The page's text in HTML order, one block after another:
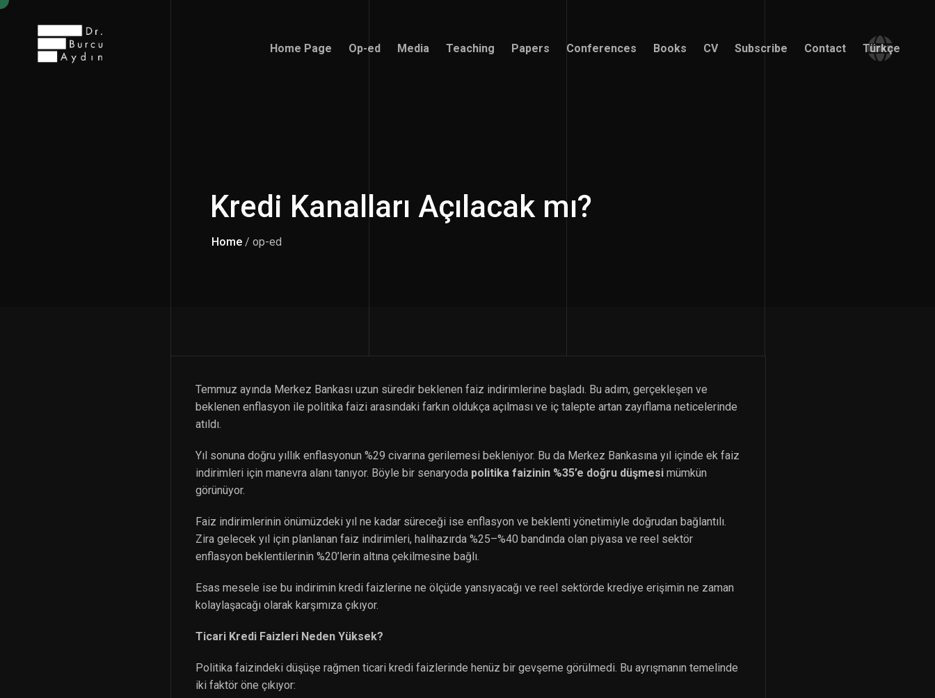
Home Page Op-ed Media Teaching Papers Conferences Books CV Subscribe Contact Türkçe
Kredi Kanalları Açılacak mı?
Home/ op-ed
Temmuz ayında Merkez Bankası uzun süredir beklenen faiz indirimlerine başladı. Bu adım, gerçekleşen ve
beklenen enflasyon ile politika faizi arasındaki farkın oldukça açılması ve iç talepte artan zayıflama neticelerinde
atıldı.
Yıl sonuna doğru yıllık enflasyonun %29 civarına gerilemesi bekleniyor. Bu da Merkez Bankasına yıl içinde ek faiz
indirimleri için manevra alanı tanıyor. Böyle bir senaryoda politika faizinin %35’e doğru düşmesi mümkün
görünüyor.
Faiz indirimlerinin önümüzdeki yıl ne kadar süreceği ise enflasyon ve beklenti yönetimiyle doğrudan bağlantılı.
Zira gelecek yıl için planlanan faiz indirimleri, halihazırda %25–%40 bandında olan piyasa ve reel sektör
enflasyon beklentilerinin %20’lerin altına çekilmesine bağlı.
Esas mesele ise bu indirimin kredi faizlerine ne ölçüde yansıyacağı ve reel sektörde krediye erişimin ne zaman
kolaylaşacağı olarak karşımıza çıkıyor.
Ticari Kredi Faizleri Neden Yüksek?
Politika faizindeki düşüşe rağmen ticari kredi faizlerinde henüz bir gevşeme görülmedi. Bu ayrışmanın temelinde
iki faktör öne çıkıyor: